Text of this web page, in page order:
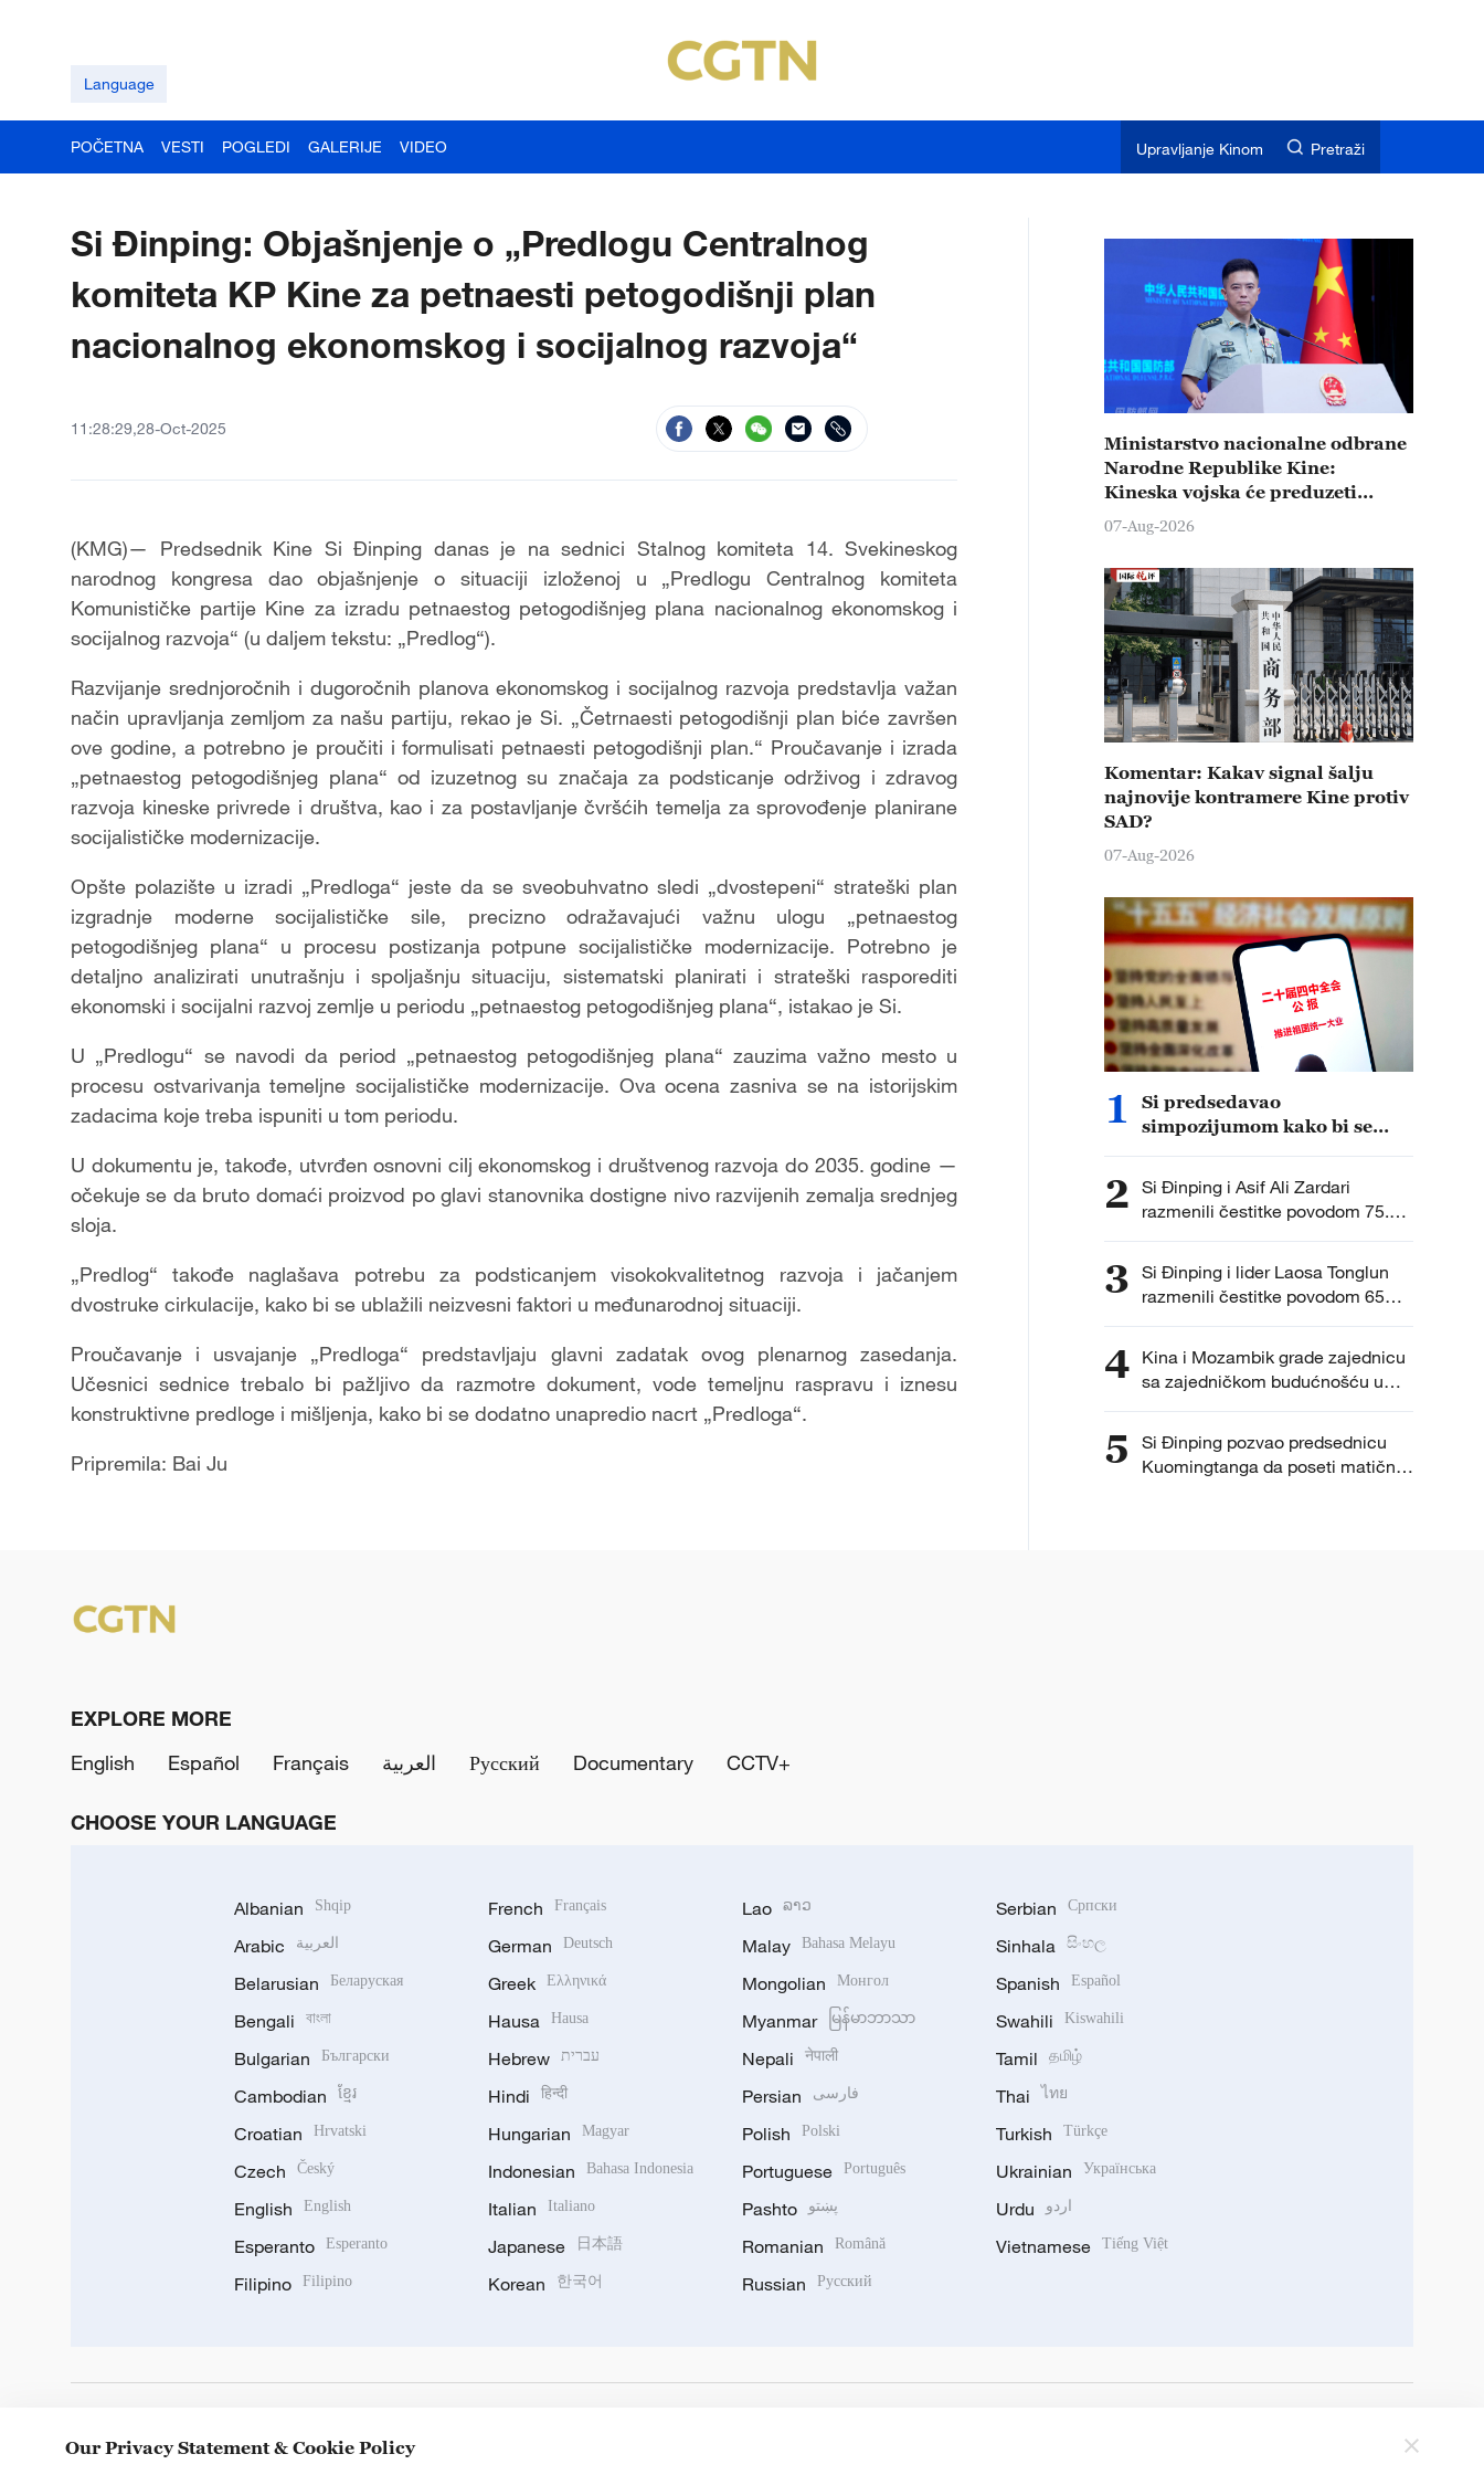
Language
POČETNA VESTI POGLEDI GALERIJE VIDEO Upravljanje Kinom Pretraži
Si Đinping: Objašnjenje o „Predlogu Centralnog
komiteta KP Kine za petnaesti petogodišnji plan
nacionalnog ekonomskog i socijalnog razvoja“
11:28:29,28-Oct-2025
(KMG)— Predsednik Kine Si Đinping danas je na sednici Stalnog komiteta 14. Svekineskog
narodnog kongresa dao objašnjenje o situaciji izloženoj u „Predlogu Centralnog komiteta
Komunističke partije Kine za izradu petnaestog petogodišnjeg plana nacionalnog ekonomskog i
socijalnog razvoja“ (u daljem tekstu: „Predlog“).
Razvijanje srednjoročnih i dugoročnih planova ekonomskog i socijalnog razvoja predstavlja važan
način upravljanja zemljom za našu partiju, rekao je Si. „Četrnaesti petogodišnji plan biće završen
ove godine, a potrebno je proučiti i formulisati petnaesti petogodišnji plan.“ Proučavanje i izrada
„petnaestog petogodišnjeg plana“ od izuzetnog su značaja za podsticanje održivog i zdravog
razvoja kineske privrede i društva, kao i za postavljanje čvršćih temelja za sprovođenje planirane
socijalističke modernizacije.
Opšte polazište u izradi „Predloga“ jeste da se sveobuhvatno sledi „dvostepeni“ strateški plan
izgradnje moderne socijalističke sile, precizno odražavajući važnu ulogu „petnaestog
petogodišnjeg plana“ u procesu postizanja potpune socijalističke modernizacije. Potrebno je
detaljno analizirati unutrašnju i spoljašnju situaciju, sistematski planirati i strateški rasporediti
ekonomski i socijalni razvoj zemlje u periodu „petnaestog petogodišnjeg plana“, istakao je Si.
U „Predlogu“ se navodi da period „petnaestog petogodišnjeg plana“ zauzima važno mesto u
procesu ostvarivanja temeljne socijalističke modernizacije. Ova ocena zasniva se na istorijskim
zadacima koje treba ispuniti u tom periodu.
U dokumentu je, takođe, utvrđen osnovni cilj ekonomskog i društvenog razvoja do 2035. godine —
očekuje se da bruto domaći proizvod po glavi stanovnika dostigne nivo razvijenih zemalja srednjeg
sloja.
„Predlog“ takođe naglašava potrebu za podsticanjem visokokvalitetnog razvoja i jačanjem
dvostruke cirkulacije, kako bi se ublažili neizvesni faktori u međunarodnoj situaciji.
Proučavanje i usvajanje „Predloga“ predstavljaju glavni zadatak ovog plenarnog zasedanja.
Učesnici sednice trebalo bi pažljivo da razmotre dokument, vode temeljnu raspravu i iznesu
konstruktivne predloge i mišljenja, kako bi se dodatno unapredio nacrt „Predloga“.
Pripremila: Bai Ju
Ministarstvo nacionalne odbrane
Narodne Republike Kine:
Kineska vojska će preduzeti
čvrste kontramere protiv svih
provokativnih pokušaja
izazivanja nemira
07-Aug-2026
Komentar: Kakav signal šalju
najnovije kontramere Kine protiv
SAD?
07-Aug-2026
1
Si predsedavao
simpozijumom kako bi se
preporuka za petogodišnji
plan
2 Si Đinping i Asif Ali Zardari
razmenili čestitke povodom 75.
godišnjice diplomatskih odnosa
3 Si Đinping i lider Laosa Tonglun
razmenili čestitke povodom 65
godina diplomatskih odnosa
4 Kina i Mozambik grade zajednicu
sa zajedničkom budućnošću u
novoj eri
5
Si Đinping pozvao predsednicu
Kuomingtanga da poseti matični
EXPLORE MORE
English
Español Français العربية Русский Documentary CCTV+
CHOOSE YOUR LANGUAGE
Albanian Shqip
Arabic العربية
Belarusian Беларуская
Bengali বাংলা
Bulgarian Български
Cambodian ខ្មែរ
Croatian Hrvatski
Czech Český
English English
Esperanto Esperanto
Filipino Filipino
French Français
German Deutsch
Greek Ελληνικά
Hausa Hausa
Hebrew עברית
Hindi हिन्दी
Hungarian Magyar
Indonesian Bahasa Indonesia
Italian Italiano
Japanese 日本語
Korean 한국어
Lao ລາວ
Malay Bahasa Melayu
Mongolian Монгол
Myanmar မြန်မာဘာသာ
Nepali नेपाली
Persian فارسی
Polish Polski
Portuguese Português
Pashto پښتو
Romanian Română
Russian Русский
Serbian Српски
Sinhala සිංහල
Spanish Español
Swahili Kiswahili
Tamil தமிழ்
Thai ไทย
Turkish Türkçe
Ukrainian Українська
Urdu اردو
Vietnamese Tiếng Việt
Our Privacy Statement & Cookie Policy